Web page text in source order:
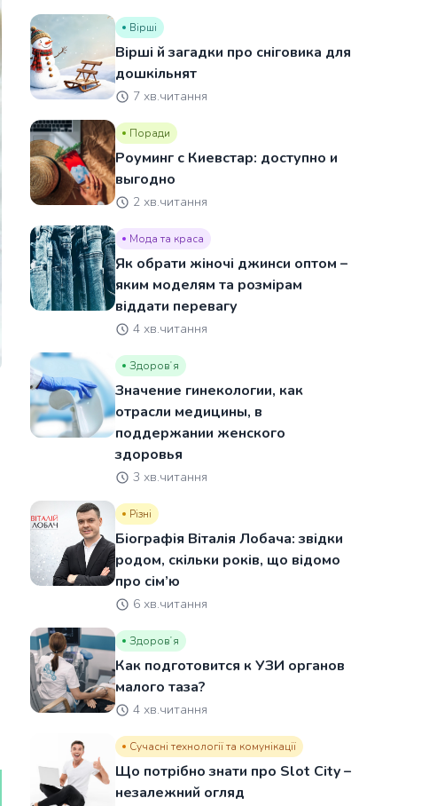
Вірші
Вірші й загадки про сніговика для
дошкільнят
7 хв.читання
Поради
Роуминг с Киевстар: доступно и
выгодно
2 хв.читання
Мода та краса
Як обрати жіночі джинси оптом –
яким моделям та розмірам
віддати перевагу
4 хв.читання
Здоровʼя
Значение гинекологии, как
отрасли медицины, в
поддержании женского
здоровья
3 хв.читання
Різні
Біографія Віталія Лобача: звідки
родом, скільки років, що відомо
про сім’ю
6 хв.читання
Здоровʼя
Как подготовится к УЗИ органов
малого таза?
4 хв.читання
Сучасні технології та комунікації
Що потрібно знати про Slot City –
незалежний огляд